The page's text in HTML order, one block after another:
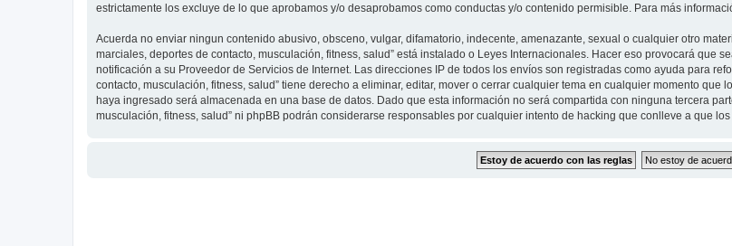
estrictamente los excluye de lo que aprobamos y/o desaprobamos como conductas y/o contenido permisible. Para más
Acuerda no enviar ningun contenido abusivo, obsceno, vulgar, difamatorio, indecente, amenazante, sexual o cualquier otro
marciales, deportes de contacto, musculación, fitness, salud” está instalado o Leyes Internacionales. Hacer eso provocará que
notificación a su Proveedor de Servicios de Internet. Las direcciones IP de todos los envíos son registradas como ayuda para
contacto, musculación, fitness, salud” tiene derecho a eliminar, editar, mover o cerrar cualquier tema en cualquier momento
haya ingresado será almacenada en una base de datos. Dado que esta información no será compartida con ninguna tercera
musculación, fitness, salud” ni phpBB podrán considerarse responsables por cualquier intento de hacking que conlleve a que